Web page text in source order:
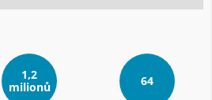
1,2
milionů
64